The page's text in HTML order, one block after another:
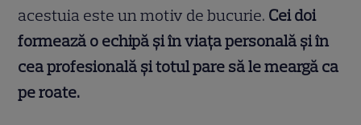
acestuia este un motiv de bucurie. Cei doi
formează o echipă și în viața personală și în
cea profesională și totul pare să le meargă ca
pe roate.